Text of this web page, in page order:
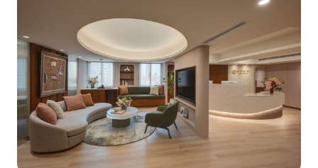
計師對工藝的精微講究，使空間質感由內而外自然流露。
獨立廚房換上水波紋玻璃門片，在引光入室的同時阻絕油
煙；私領域選用淡雅花卉壁紙與精緻壁燈，將古典氣質娓
娓道來。排列有序的衣櫃，配飾如藝品般的古典把手，更
進一步將美學意識鐫刻在日常觸手可及之處，蘊生出細膩
而獨特的生活敘事。